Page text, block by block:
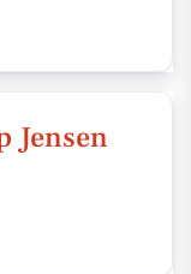
Jensen